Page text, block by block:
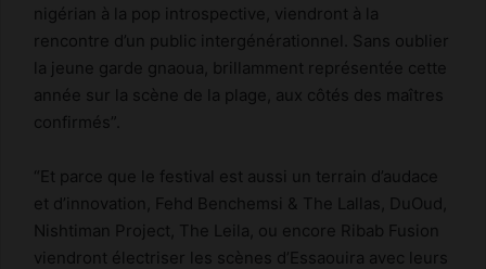
nigérian à la pop introspective, viendront à la
rencontre d’un public intergénérationnel. Sans oublier
la jeune garde gnaoua, brillamment représentée cette
année sur la scène de la plage, aux côtés des maîtres
confirmés”.
“Et parce que le festival est aussi un terrain d’audace
et d’innovation, Fehd Benchemsi & The Lallas, DuOud,
Nishtiman Project, The Leila, ou encore Ribab Fusion
viendront électriser les scènes d’Essaouira avec leurs